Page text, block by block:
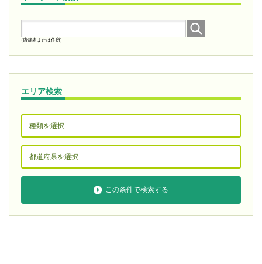
(店舗名または住所)
エリア検索
この条件で検索する